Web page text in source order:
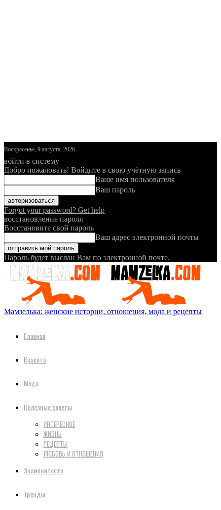
Воскресенье, 9 августа, 2026
войти в систему
Добро пожаловать! Войдите в свою учётную запись
Ваше имя пользователя
Ваш пароль
Forgot your password? Get help
восстановление пароля
Восстановите свой пароль
Ваш адрес электронной почты
Пароль будет выслан Вам по электронной почте.
Мамзелька: женские истории, отношения, мода и рецепты
Главная
Красота
Мода
Полезные советы
ИНТЕРЕСНОЕ
ЖИЗНЬ
РЕЦЕПТЫ
ЛЮБОВЬ И ОТНОШЕНИЯ
Знаменитости
Тренды